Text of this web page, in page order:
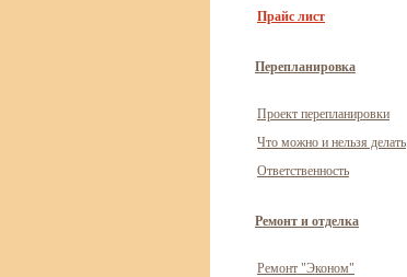
Прайс лист
Перепланировка
Проект перепланировки
Что можно и нельзя делать
Ответственность
Ремонт и отделка
Ремонт "Эконом"